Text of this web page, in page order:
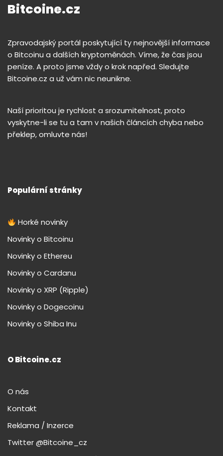
Bitcoine.cz
Zpravodajský portál poskytující ty nejnovější informace
o Bitcoinu a dalších kryptoměnách. Víme, že čas jsou
peníze. A proto jsme vždy o krok napřed. Sledujte
Bitcoine.cz a už vám nic neunikne.
Naší prioritou je rychlost a srozumitelnost, proto
vyskytne-li se tu a tam v našich článcích chyba nebo
překlep, omluvte nás!
Populární stránky
Horké novinky
Novinky o Bitcoinu
Novinky o Ethereu
Novinky o Cardanu
Novinky o XRP (Ripple)
Novinky o Dogecoinu
Novinky o Shiba Inu
O Bitcoine.cz
O nás
Kontakt
Reklama / Inzerce
Twitter @Bitcoine_cz